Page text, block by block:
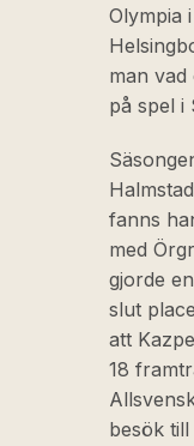
Olympia
man
på spel i
fanns
med
gjorde
slut
att
18
besök